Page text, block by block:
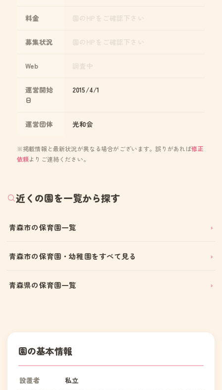
料金
募集状況
Web
運営開始
日
2015/4/1
運営団体 光和会
※掲載情報と最新状況が異なる場合がございます。誤りがあれば修正
依頼よりご連絡ください。
近くの園を一覧から探す
青森市の保育園一覧
青森市の保育園・幼稚園をすべて見る
青森県の保育園一覧
園の基本情報
設置者 私立